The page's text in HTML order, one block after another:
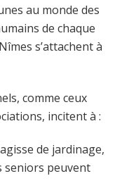
au monde des
de chaque
s’attachent à
comme ceux
incitent à :
de jardinage,
seniors peuvent